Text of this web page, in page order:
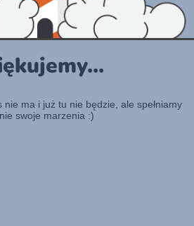
nie ma i już tu nie będzie, ale spełniamy
swoje marzenia :)